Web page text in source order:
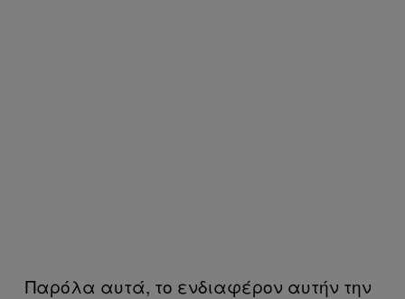
Παρόλα αυτά, το ενδιαφέρον αυτήν την